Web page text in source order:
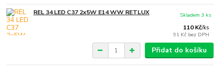
REL 34 LED C37 2x5W E14 WW RETLUX
110 Kč/ks
91 Kč bez DPH
Skladem 3 ks
Přidat do košíku